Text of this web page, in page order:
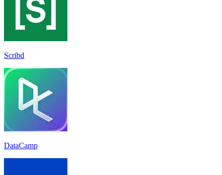
Scribd
DataCamp